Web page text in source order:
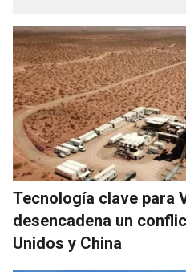
Tecnología clave para
desencadena un
Unidos y China